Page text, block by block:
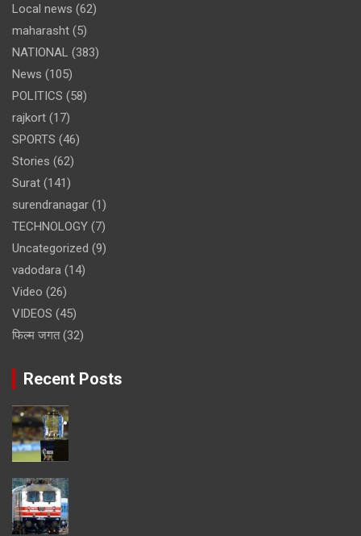
Local news (62)
maharasht (5)
NATIONAL (383)
News (105)
POLITICS (58)
rajkort (17)
SPORTS (46)
Stories (62)
Surat (141)
surendranagar (1)
TECHNOLOGY (7)
Uncategorized (9)
vadodara (14)
Video (26)
VIDEOS (45)
फिल्म जगत(32)
Recent Posts